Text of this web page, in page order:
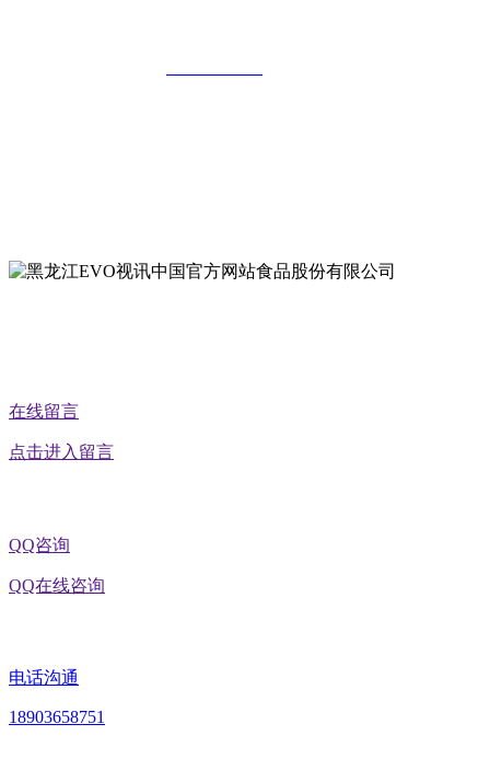
在线留言
点击进入留言
QQ咨询
QQ在线咨询
电话沟通
18903658751